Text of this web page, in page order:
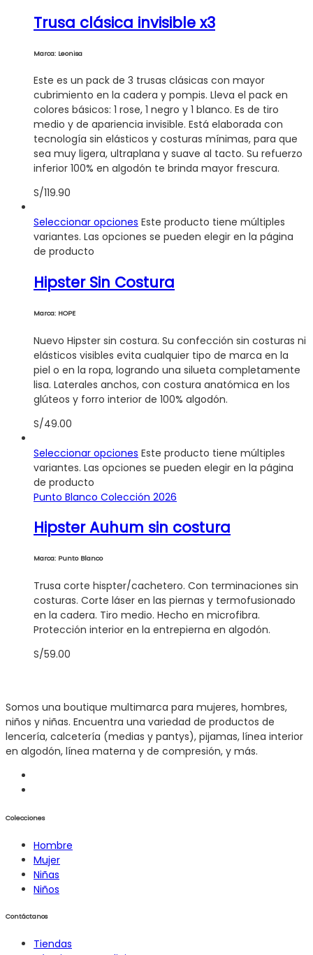
Trusa clásica invisible x3
Marca: Leonisa
Este es un pack de 3 trusas clásicas con mayor
cubrimiento en la cadera y pompis. Lleva el pack en
colores básicos: 1 rose, 1 negro y 1 blanco. Es de tiro
medio y de apariencia invisible. Está elaborada con
tecnología sin elásticos y costuras mínimas, para que
sea muy ligera, ultraplana y suave al tacto. Su refuerzo
inferior 100% en algodón te brinda mayor frescura.
S/119.90
Seleccionar opciones Este producto tiene múltiples
variantes. Las opciones se pueden elegir en la página
de producto
Hipster Sin Costura
Marca: HOPE
Nuevo Hipster sin costura. Su confección sin costuras ni
elásticos visibles evita cualquier tipo de marca en la
piel o en la ropa, logrando una silueta completamente
lisa. Laterales anchos, con costura anatómica en los
glúteos y forro interior de 100% algodón.
S/49.00
Seleccionar opciones Este producto tiene múltiples
variantes. Las opciones se pueden elegir en la página
de producto
Punto Blanco Colección 2026
Hipster Auhum sin costura
Marca: Punto Blanco
Trusa corte hispter/cachetero. Con terminaciones sin
costuras. Corte láser en las piernas y termofusionado
en la cadera. Tiro medio. Hecho en microfibra.
Protección interior en la entrepierna en algodón.
S/59.00
Somos una boutique multimarca para mujeres, hombres,
niños y niñas. Encuentra una variedad de productos de
lencería, calcetería (medias y pantys), pijamas, línea interior
en algodón, línea materna y de compresión, y más.
Colecciones
Hombre
Mujer
Niñas
Niños
Contáctanos
Tiendas